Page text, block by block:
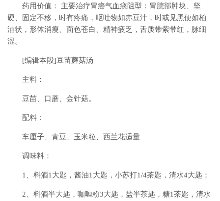
药用价值： 主要治疗胃癌气血痰阻型：胃脘部肿块、坚
硬、固定不移，时有疼痛，呕吐物如赤豆汁，时或见黑便如柏
油状，形体消瘦、面色苍白、精神疲乏，舌质带紫带红，脉细
涩。
[编辑本段]豆苗蘑菇汤
主料：
豆苗、口蘑、金针菇。
配料：
车厘子、青豆、玉米粒、西兰花适量
调味料：
1、料酒1大匙，酱油1大匙，小苏打1/4茶匙，清水4大匙；
2、料酒半大匙，咖喱粉3大匙，盐半茶匙，糖1茶匙，清水